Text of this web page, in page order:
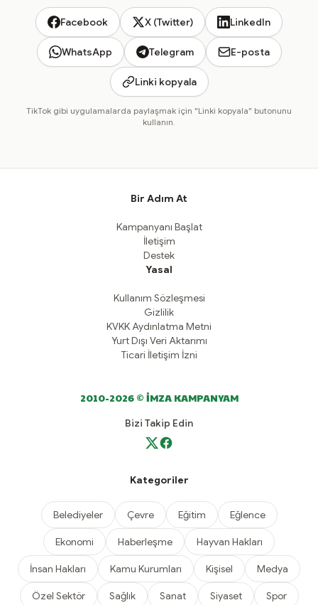
Facebook X (Twitter) LinkedIn
WhatsApp Telegram E-posta
Linki kopyala
TikTok gibi uygulamalarda paylaşmak için "Linki kopyala" butonunu
kullanın.
Bir Adım At
Kampanyanı Başlat
İletişim
Destek
Yasal
Kullanım Sözleşmesi
Gizlilik
KVKK Aydınlatma Metni
Yurt Dışı Veri Aktarımı
Ticari İletişim İzni
2010-2026 © İMZA KAMPANYAM
Bizi Takip Edin
Kategoriler
Belediyeler Çevre Eğitim Eğlence
Ekonomi Haberleşme Hayvan Hakları
İnsan Hakları Kamu Kurumları Kişisel Medya
Özel Sektör Sağlık Sanat Siyaset Spor